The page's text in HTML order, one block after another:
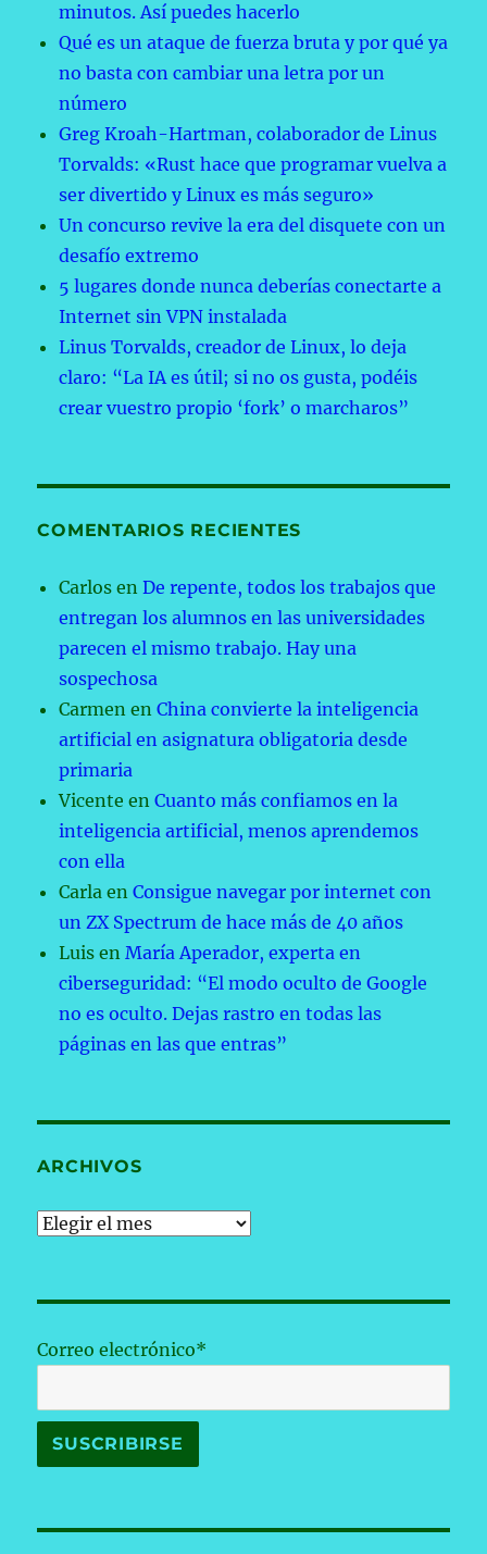
minutos. Así puedes hacerlo
Qué es un ataque de fuerza bruta y por qué ya
no basta con cambiar una letra por un
número
Greg Kroah-Hartman, colaborador de Linus
Torvalds: «Rust hace que programar vuelva a
ser divertido y Linux es más seguro»
Un concurso revive la era del disquete con un
desafío extremo
5 lugares donde nunca deberías conectarte a
Internet sin VPN instalada
Linus Torvalds, creador de Linux, lo deja
claro: “La IA es útil; si no os gusta, podéis
crear vuestro propio ‘fork’ o marcharos”
COMENTARIOS RECIENTES
Carlos enDe repente, todos los trabajos que
entregan los alumnos en las universidades
parecen el mismo trabajo. Hay una
sospechosa
Carmen enChina convierte la inteligencia
artificial en asignatura obligatoria desde
primaria
Vicente enCuanto más confiamos en la
inteligencia artificial, menos aprendemos
con ella
Carla enConsigue navegar por internet con
un ZX Spectrum de hace más de 40 años
Luis enMaría Aperador, experta en
ciberseguridad: “El modo oculto de Google
no es oculto. Dejas rastro en todas las
páginas en las que entras”
ARCHIVOS
Archivos
Correo electrónico*